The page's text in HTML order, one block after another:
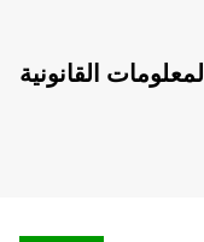
المعلومات القانونية